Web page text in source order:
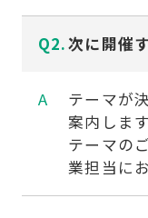
次に開催
テーマが
案内します
テーマの
業担当に